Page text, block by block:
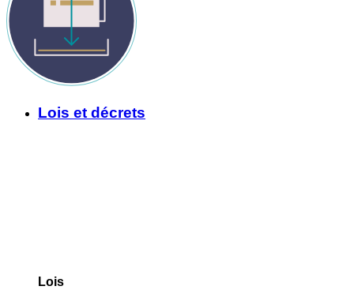
Lois et décrets
Lois